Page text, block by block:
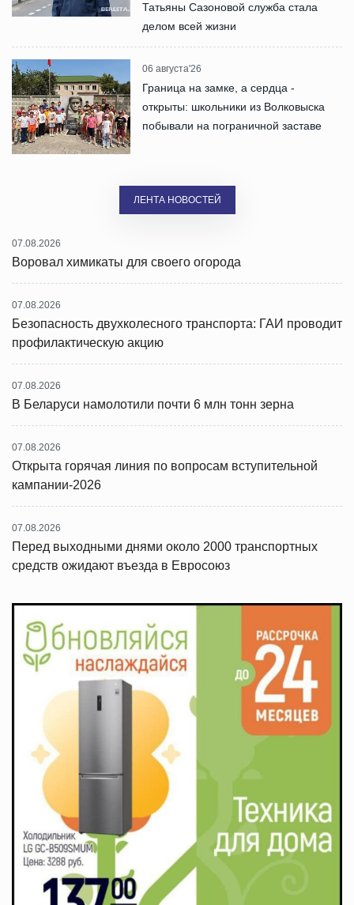
Татьяны Сазоновой служба стала
делом всей жизни
06 августа'26
Граница на замке, а сердца -
открыты: школьники из Волковыска
побывали на пограничной заставе
ЛЕНТА НОВОСТЕЙ
07.08.2026
Воровал химикаты для своего огорода
07.08.2026
Безопасность двухколесного транспорта: ГАИ проводит
профилактическую акцию
07.08.2026
В Беларуси намолотили почти 6 млн тонн зерна
07.08.2026
Открыта горячая линия по вопросам вступительной
кампании-2026
07.08.2026
Перед выходными днями около 2000 транспортных
средств ожидают въезда в Евросоюз